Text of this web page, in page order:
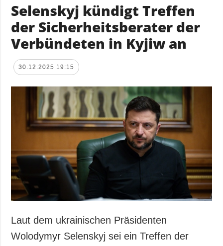
Selenskyj kündigt Treffen
der Sicherheitsberater der
Verbündeten in Kyjiw an
30.12.2025 19:15
Laut dem ukrainischen Präsidenten
Wolodymyr Selenskyj sei ein Treffen der